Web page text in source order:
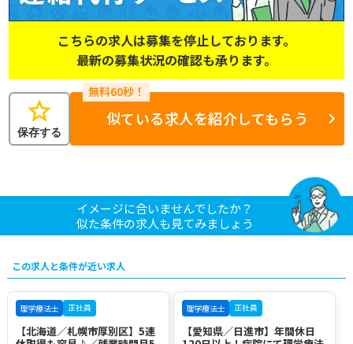
こちらの求人は募集を停止しております。
最新の募集状況の確認も承ります。
star
保存する
似ている求人を紹介してもらう
イメージに合いませんでしたか？
似た条件の求人も見てみましょう
この求人と条件が近い求人
理学療法士 正社員
【北海道／札幌市厚別区】5連
理学療法士 正社員
【愛知県／日進市】年間休日